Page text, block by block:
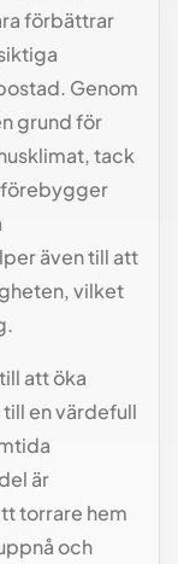
förbättrar
Genom
grund för
tack
förebygger
även till att
vilket
att öka
en värdefull
är
torrare hem
och